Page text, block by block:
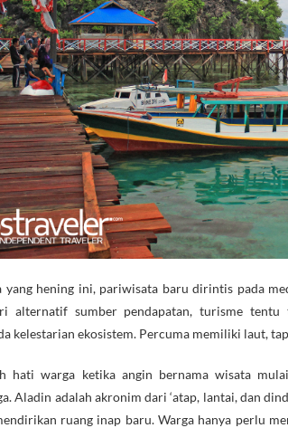
yang hening ini, pariwisata baru dirintis pada
alternatif sumber pendapatan, turisme
kelestarian ekosistem. Percuma memiliki laut,
hati warga ketika angin bernama wisata
Aladin adalah akronim dari ‘atap, lantai, dan
ruang inap baru. Warga hanya perlu